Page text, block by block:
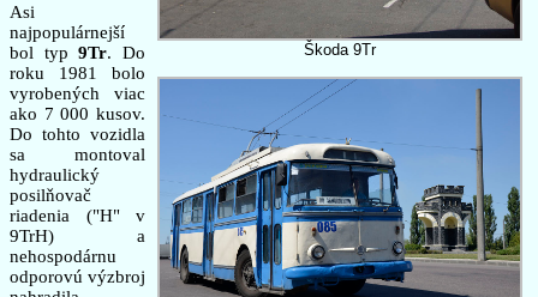
Škoda 9Tr
Asi
najpopulárnejší
bol typ9Tr. Do
roku 1981 bolo
vyrobených viac
ako 7 000 kusov.
Do tohto vozidla
sa montoval
hydraulický
posilňovač
riadenia ("H" v
9TrH) a
nehospodárnu
odporovú výzbroj